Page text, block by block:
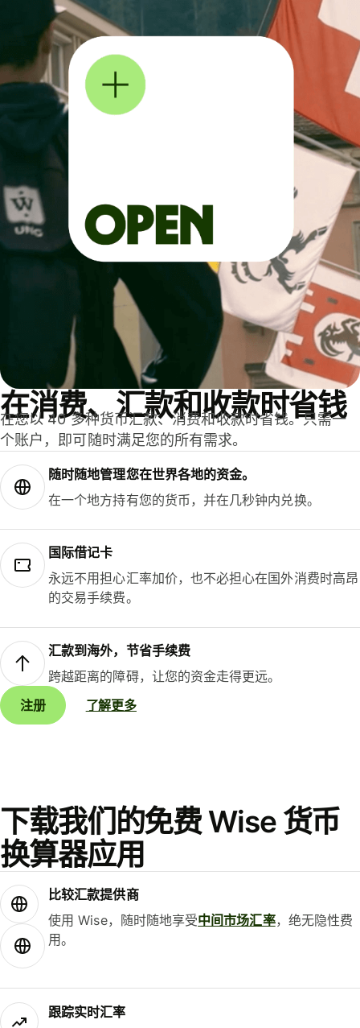
在消费、汇款和收款时省钱
在您以 40 多种货币汇款、消费和收款时省钱。只需一
个账户，即可随时满足您的所有需求。
随时随地管理您在世界各地的资金。
在一个地方持有您的货币，并在几秒钟内兑换。
国际借记卡
永远不用担心汇率加价，也不必担心在国外消费时高昂
的交易手续费。
汇款到海外，节省手续费
跨越距离的障碍，让您的资金走得更远。
注册
了解更多
下载我们的免费 Wise 货币
换算器应用
比较汇款提供商
使用 Wise，随时随地享受中间市场汇率，绝无隐性费
用。
跟踪实时汇率